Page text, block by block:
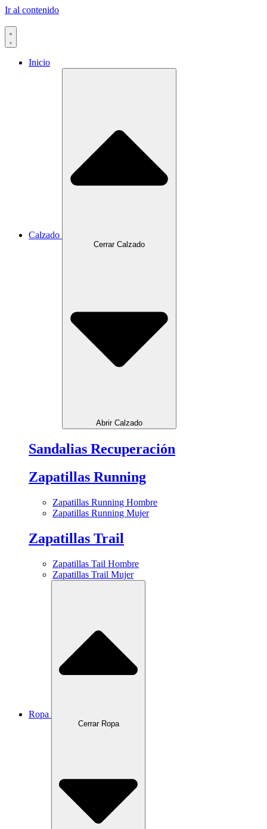
Ir al contenido
Inicio
Calzado
Cerrar Calzado
Abrir Calzado
Sandalias Recuperación
Zapatillas Running
Zapatillas Running Hombre
Zapatillas Running Mujer
Zapatillas Trail
Zapatillas Tail Hombre
Zapatillas Trail Mujer
Ropa
Cerrar Ropa